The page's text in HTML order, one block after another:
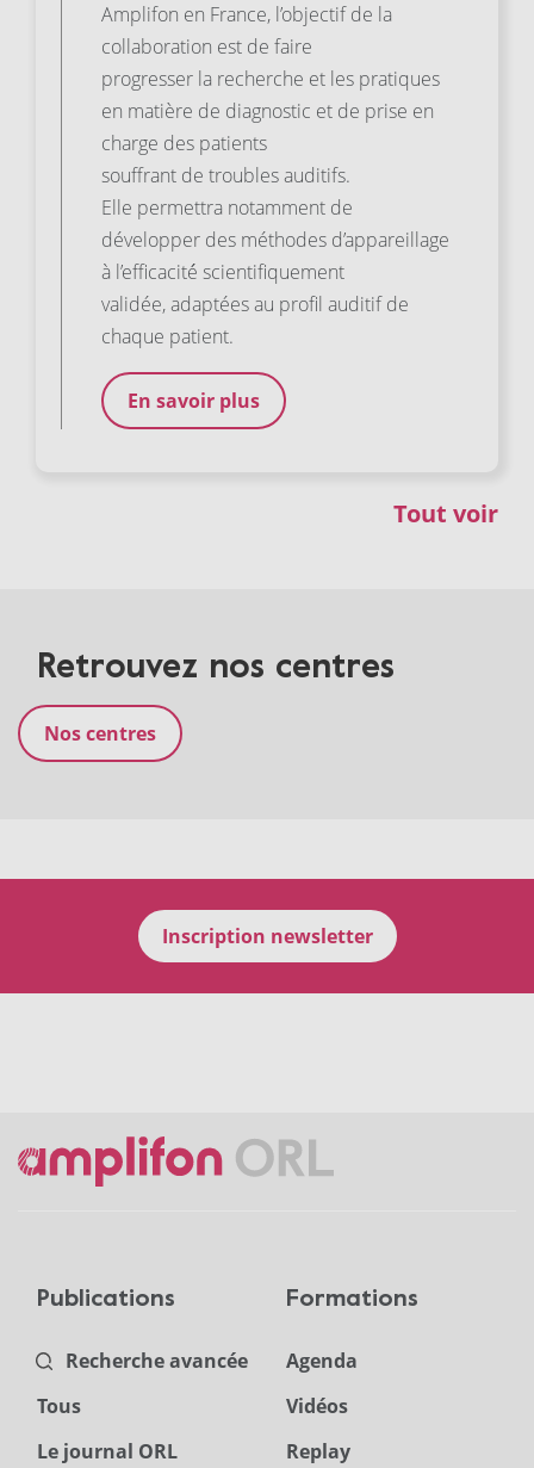
Amplifon en France, l’objectif de la
collaboration est de faire
progresser la recherche et les pratiques
en matière de diagnostic et de prise en
charge des patients
souffrant de troubles auditifs.
Elle permettra notamment de
développer des méthodes d’appareillage
à l’efficacité́ scientifiquement
validée, adaptées au profil auditif de
chaque patient.
En savoir plus
Tout voir
Retrouvez nos centres
Nos centres
Inscription newsletter
Publications
Recherche avancée
Tous
Le journal ORL
Formations
Agenda
Vidéos
Replay